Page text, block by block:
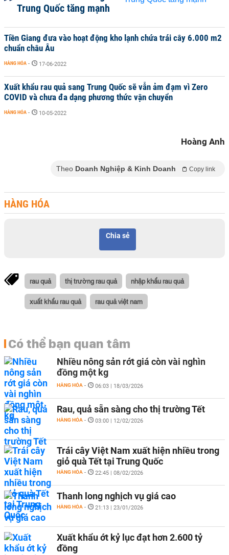
Trung Quốc tăng mạnh
Tiền Giang đưa vào hoạt động kho lạnh chứa trái cây 6.000 m2
chuẩn châu Âu
HÀNG HÓA - 17-06-2022
Xuất khẩu rau quả sang Trung Quốc sẽ vẫn ảm đạm vì Zero
COVID và chưa đa dạng phương thức vận chuyển
HÀNG HÓA - 10-05-2022
Hoàng Anh
Theo Doanh Nghiệp & Kinh Doanh Copy link
HÀNG HÓA
Chia sẻ
rau quả thị trường rau quả nhập khẩu rau quả
xuất khẩu rau quả rau quả việt nam
Có thể bạn quan tâm
Nhiều nông sản rớt giá còn vài nghìn
đồng một kg
HÀNG HÓA - 06:03 | 18/03/2026
Rau, quả sẵn sàng cho thị trường Tết
HÀNG HÓA - 03:00 | 12/02/2026
Trái cây Việt Nam xuất hiện nhiều trong
giỏ quà Tết tại Trung Quốc
HÀNG HÓA - 22:45 | 08/02/2026
Thanh long nghịch vụ giá cao
HÀNG HÓA - 21:13 | 23/01/2026
Xuất khẩu ớt kỷ lục đạt hơn 2.600 tỷ
đồng